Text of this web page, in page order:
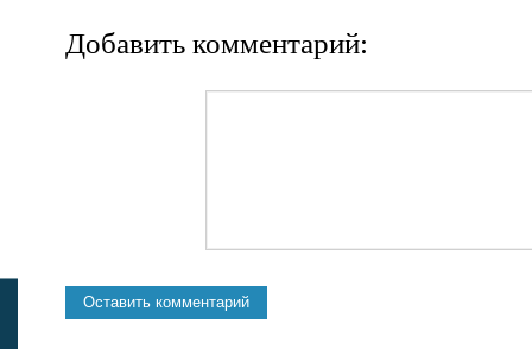
Добавить комментарий: